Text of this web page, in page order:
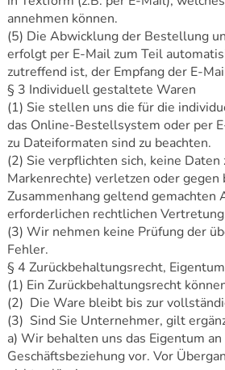
annehmen können.
(5) Die Abwicklung der Bestellung
erfolgt per E-Mail zum Teil
zutreffend ist, der Empfang der E-
§ 3 Individuell gestaltete Waren
(1) Sie stellen uns die für die
das Online-Bestellsystem oder per
zu Dateiformaten sind zu beachten.
(2) Sie verpflichten sich, keine
Markenrechte) verletzen oder
Zusammenhang geltend
erforderlichen rechtlichen
(3) Wir nehmen keine Prüfung der
Fehler.
§ 4 Zurückbehaltungsrecht,
(1) Ein Zurückbehaltungsrecht
(2) Die Ware bleibt bis zur
(3) Sind Sie Unternehmer, gilt
a) Wir behalten uns das Eigentum
Geschäftsbeziehung vor. Vor